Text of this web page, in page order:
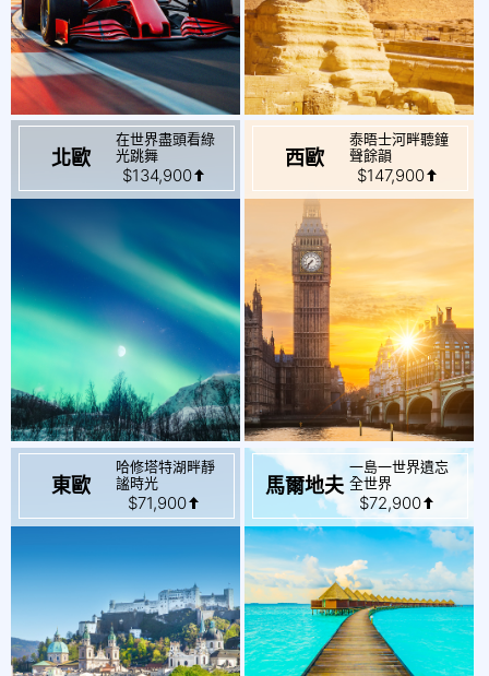
北歐
在世界盡頭看綠
光跳舞
$134,900 西歐
泰晤士河畔聽鐘
聲餘韻
$147,900
東歐
哈修塔特湖畔靜
謐時光
$71,900 馬爾地夫
一島一世界遺忘
全世界
$72,900 起